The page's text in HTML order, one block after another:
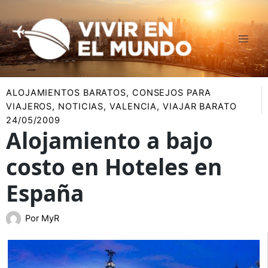
al
contenido
ALOJAMIENTOS BARATOS, CONSEJOS PARA
VIAJEROS, NOTICIAS,VALENCIA,VIAJAR BARATO
24/05/2009
Alojamiento a bajo
costo en Hoteles en
España
Por MyR